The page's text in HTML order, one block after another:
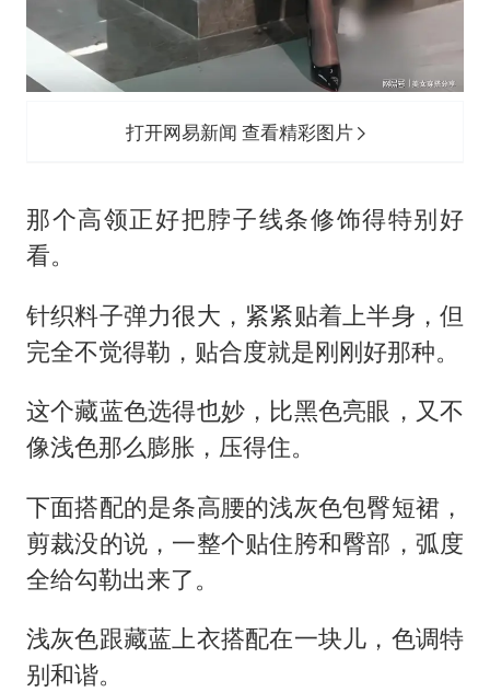
打开网易新闻 查看精彩图片
那个高领正好把脖子线条修饰得特别好
看。
针织料子弹力很大，紧紧贴着上半身，但
完全不觉得勒，贴合度就是刚刚好那种。
这个藏蓝色选得也妙，比黑色亮眼，又不
像浅色那么膨胀，压得住。
下面搭配的是条高腰的浅灰色包臀短裙，
剪裁没的说，一整个贴住胯和臀部，弧度
全给勾勒出来了。
浅灰色跟藏蓝上衣搭配在一块儿，色调特
别和谐。